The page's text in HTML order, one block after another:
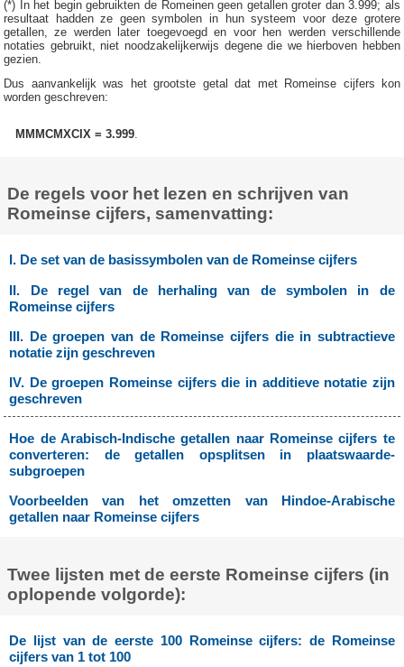
(*) In het begin gebruikten de Romeinen geen getallen groter dan 3.999; als
resultaat hadden ze geen symbolen in hun systeem voor deze grotere
getallen, ze werden later toegevoegd en voor hen werden verschillende
notaties gebruikt, niet noodzakelijkerwijs degene die we hierboven hebben
gezien.
Dus aanvankelijk was het grootste getal dat met Romeinse cijfers kon
worden geschreven:
MMMCMXCIX = 3.999.
De regels voor het lezen en schrijven van
Romeinse cijfers, samenvatting:
I. De set van de basissymbolen van de Romeinse cijfers
II. De regel van de herhaling van de symbolen in de
Romeinse cijfers
III. De groepen van de Romeinse cijfers die in subtractieve
notatie zijn geschreven
IV. De groepen Romeinse cijfers die in additieve notatie zijn
geschreven
Hoe de Arabisch-Indische getallen naar Romeinse cijfers te
converteren: de getallen opsplitsen in plaatswaarde-
subgroepen
Voorbeelden van het omzetten van Hindoe-Arabische
getallen naar Romeinse cijfers
Twee lijsten met de eerste Romeinse cijfers (in
oplopende volgorde):
De lijst van de eerste 100 Romeinse cijfers: de Romeinse
cijfers van 1 tot 100